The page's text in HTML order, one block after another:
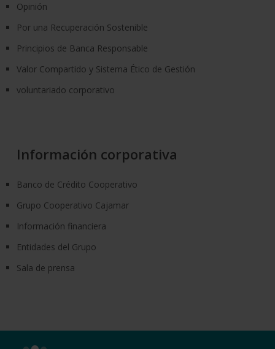
Opinión
Por una Recuperación Sostenible
Principios de Banca Responsable
Valor Compartido y Sistema Ético de Gestión
voluntariado corporativo
Información corporativa
Banco de Crédito Cooperativo
Grupo Cooperativo Cajamar
Información financiera
Entidades del Grupo
Sala de prensa